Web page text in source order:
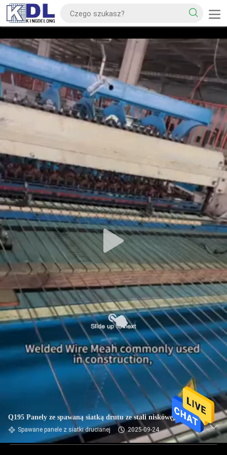
Q195 Panely ze spawaną siatką drutu ze stali niskówęglowej
Spawane panele z siatki drucianej 2025-09-24